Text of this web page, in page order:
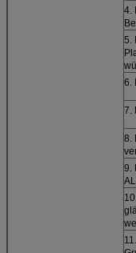
4.
5.
6.
7.
8.
9.
11.